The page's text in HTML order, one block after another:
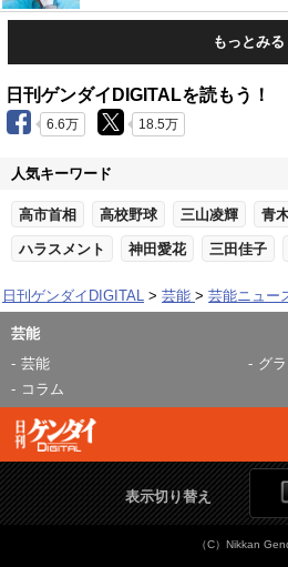
もっとみる
日刊ゲンダイDIGITALを読もう！
6.6万 18.5万
人気キーワード
高市首相 高校野球 三山凌輝 青
ハラスメント 神田愛花 三田佳子
日刊ゲンダイDIGITAL 芸能 芸能ニュー
芸能
芸能
グ
コラム
表示切り替え
（C）Nikkan